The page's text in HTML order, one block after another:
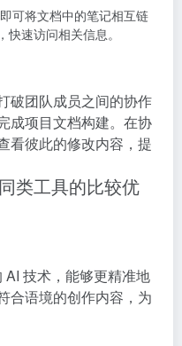
即可将文档中的笔记相互链
速访问相关信息。
破团队成员之间的协作
成项目文档构建。在协
看彼此的修改内容，提
类工具的比较优
AI 技术，能够更精准地
合语境的创作内容，为